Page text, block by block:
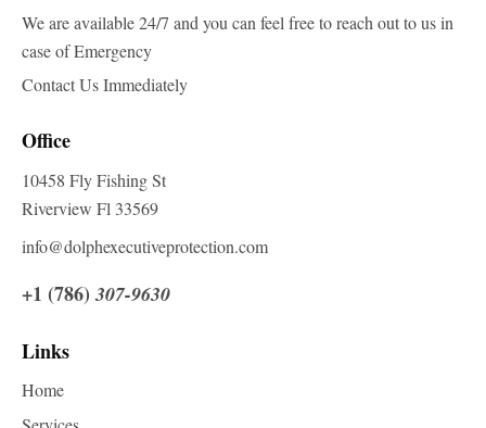
We are available 24/7 and you can feel free to reach out to us in
case of Emergency
Contact Us Immediately
Office
10458 Fly Fishing St
Riverview Fl 33569
info@dolphexecutiveprotection.com
+1 (786)307-9630
Links
Home